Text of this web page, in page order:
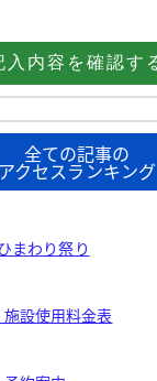
全ての記事の
アクセスランキング
まわり祭り
設使用料金表